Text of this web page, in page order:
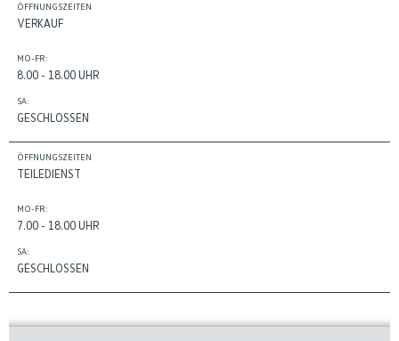
ÖFFNUNGSZEITEN
VERKAUF
MO-FR:
8.00 - 18.00 UHR
SA:
GESCHLOSSEN
ÖFFNUNGSZEITEN
TEILEDIENST
MO-FR:
7.00 - 18.00 UHR
SA:
GESCHLOSSEN